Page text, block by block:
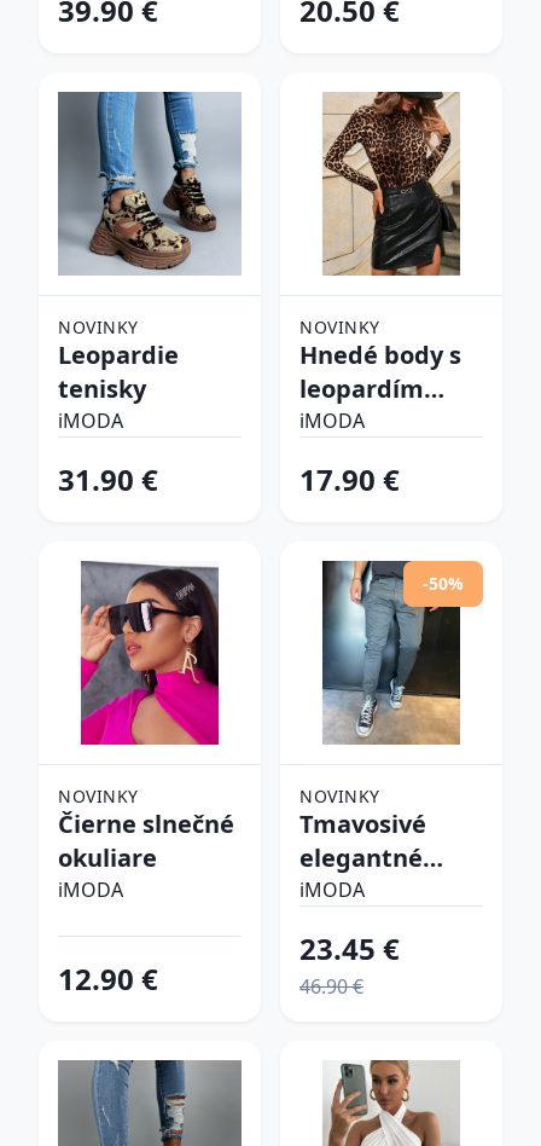
39.90 € 20.50 €
NOVINKY
Leopardie
tenisky
iMODA
31.90 €
NOVINKY
Hnedé body s
leopardím
vzorom
iMODA
17.90 €
NOVINKY
Čierne slnečné
okuliare
iMODA
12.90 €
-50%
NOVINKY
Tmavosivé
elegantné
nohavice
iMODA
23.45 €
46.90 €